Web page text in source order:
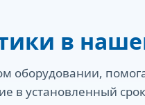
в
в установленный